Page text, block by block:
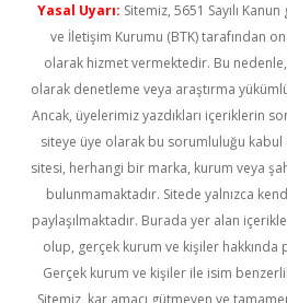
Yasal Uyarı: Sitemiz, 5651 Sayılı
ve İletişim Kurumu (BTK) tarafından
olarak hizmet vermektedir. Bu
olarak denetleme veya araştırma
Ancak, üyelerimiz yazdıkları içeriklerin
siteye üye olarak bu sorumluluğu kabul
sitesi, herhangi bir marka, kurum veya
bulunmamaktadır. Sitede yalnızca
paylaşılmaktadır. Burada yer alan
olup, gerçek kurum ve kişiler hakkında
Gerçek kurum ve kişiler ile isim
Sitemiz, kar amacı gütmeyen ve